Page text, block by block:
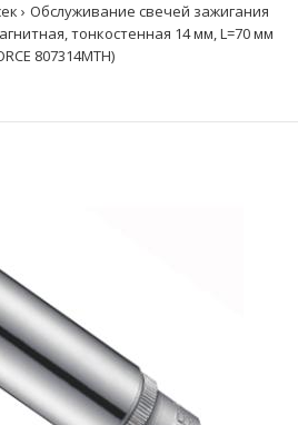
Обслуживание свечей зажигания
тонкостенная 14 мм, L=70 мм
807314MTH)